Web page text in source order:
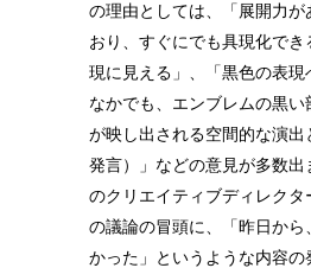
の理由としては、「展開力
おり、すぐにでも具現化で
現に見える」、「黒色の表
なかでも、エンブレムの黒
が映し出される空間的な演
発言）」などの意見が多数
のクリエイティブディレク
の議論の冒頭に、「昨日か
かった」というような内容